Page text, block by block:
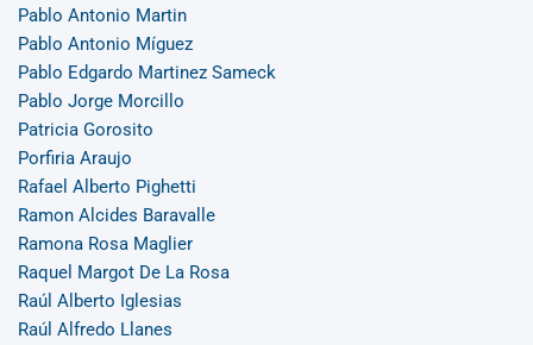
Pablo Antonio Martin
Pablo Antonio Míguez
Pablo Edgardo Martinez Sameck
Pablo Jorge Morcillo
Patricia Gorosito
Porfiria Araujo
Rafael Alberto Pighetti
Ramon Alcides Baravalle
Ramona Rosa Maglier
Raquel Margot De La Rosa
Raúl Alberto Iglesias
Raúl Alfredo Llanes